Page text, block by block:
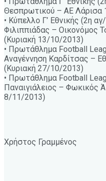
Θεσπρωτικού – ΑΕ Λάρισα
• Κύπελλο Γ’ Εθνικής (2η
Φιλιππιάδας – Οικονόμος
(Κυριακή 13/10/2013)
• Πρωτάθλημα Football
Αναγέννηση Καρδίτσας –
(Κυριακή 27/10/2013)
• Πρωτάθλημα Football
Παναιγιάλειος – Φωκικός
8/11/2013)
Χρήστος Γραμμένος